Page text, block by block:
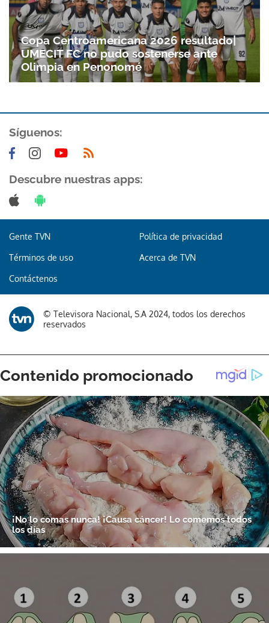
Gracias por suscribirte a nuestro boletín.
Copa Centroamericana 2026 resultado|
UMECIT FC no pudo sostenerse ante
Olimpia en Penonomé
Síguenos:
Descubre nuestras apps:
Gente TVN Política de privacidad
Términos de uso Acerca de TVN
Contáctenos
© Televisora Nacional, S.A 2024, todos los derechos
reservados